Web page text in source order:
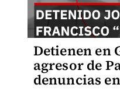
Detienen en
agresor de
denuncias